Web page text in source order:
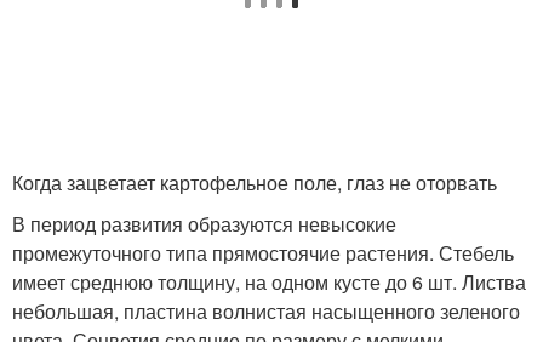
Когда зацветает картофельное поле, глаз не оторвать
В период развития образуются невысокие
промежуточного типа прямостоячие растения. Стебель
имеет среднюю толщину, на одном кусте до 6 шт. Листва
небольшая, пластина волнистая насыщенного зеленого